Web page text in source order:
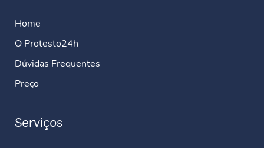
Home
O Protesto24h
Dúvidas Frequentes
Preço
Serviços